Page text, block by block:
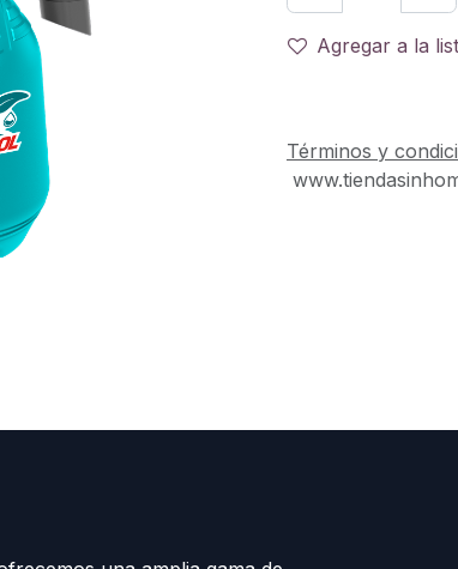
Agregar a la
Términos y